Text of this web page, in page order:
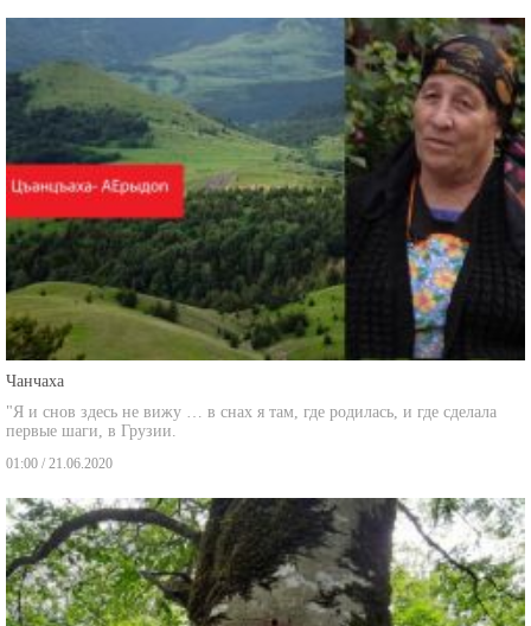
Чанчаха
"Я и снов здесь не вижу … в снах я там, где родилась, и где сделала
первые шаги, в Грузии.
01:00 / 21.06.2020